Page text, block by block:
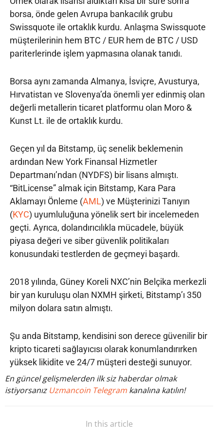
borsa, önde gelen Avrupa bankacılık grubu
Swissquote ile ortaklık kurdu. Anlaşma Swissquote
müşterilerinin hem BTC / EUR hem de BTC / USD
pariterlerinde işlem yapmasına olanak tanıdı.
Borsa aynı zamanda Almanya, İsviçre, Avusturya,
Hırvatistan ve Slovenya’da önemli yer edinmiş olan
değerli metallerin ticaret platformu olan Moro &
Kunst Lt. ile de ortaklık kurdu.
Geçen yıl da Bitstamp, üç senelik beklemenin
ardından New York Finansal Hizmetler
Departmanı’ndan (NYDFS) bir lisans almıştı.
“BitLicense” almak için Bitstamp, Kara Para
Aklamayı Önleme (AML) ve Müşterinizi Tanıyın
(KYC) uyumluluğuna yönelik sert bir incelemeden
geçti. Ayrıca, dolandırıcılıkla mücadele, büyük
piyasa değeri ve siber güvenlik politikaları
konusundaki testlerden de geçmeyi başardı.
2018 yılında, Güney Koreli NXC’nin Belçika merkezli
bir yan kuruluşu olan NXMH şirketi, Bitstamp’ı 350
milyon dolara satın almıştı.
Şu anda Bitstamp, kendisini son derece güvenilir bir
kripto ticareti sağlayıcısı olarak konumlandırırken
yüksek likidite ve 24/7 müşteri desteği sunuyor.
En güncel gelişmelerden ilk siz haberdar olmak
istiyorsanız Uzmancoin Telegram kanalına katılın!
In this article